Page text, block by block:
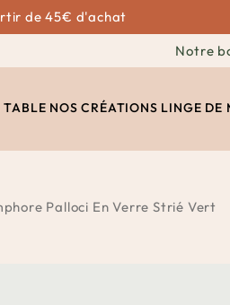
de 45€ d'achat
Notre
TABLE NOS CRÉATIONS LINGE DE
Palloci En Verre Strié Vert